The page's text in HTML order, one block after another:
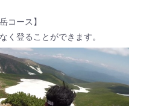
コース】
く登ることができます。